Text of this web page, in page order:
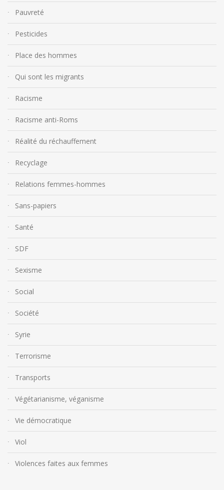
Pauvreté
Pesticides
Place des hommes
Qui sont les migrants
Racisme
Racisme anti-Roms
Réalité du réchauffement
Recyclage
Relations femmes-hommes
Sans-papiers
Santé
SDF
Sexisme
Social
Société
Syrie
Terrorisme
Transports
Végétarianisme, véganisme
Vie démocratique
Viol
Violences faites aux femmes